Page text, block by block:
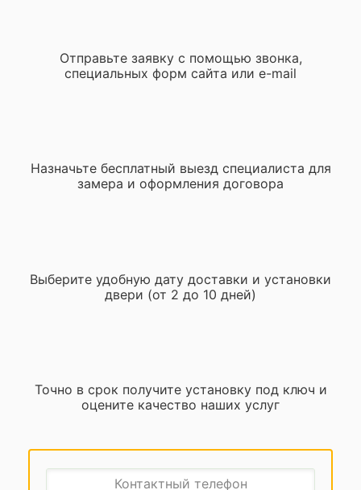
Отправьте заявку с помощью звонка,
специальных форм сайта или e-mail
Назначьте бесплатный выезд специалиста для
замера и оформления договора
Выберите удобную дату доставки и установки
двери (от 2 до 10 дней)
Точно в срок получите установку под ключ и
оцените качество наших услуг